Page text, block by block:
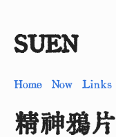
SUEN
Home Now Links
精神鴉